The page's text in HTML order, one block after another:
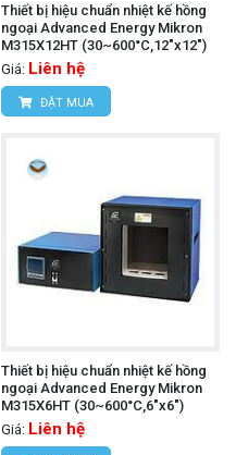
Thiết bị hiệu chuẩn nhiệt kế hồng
ngoại Advanced Energy Mikron
M315X12HT (30~600°C,12"x12")
Giá: Liên hệ
ĐẶT MUA
Thiết bị hiệu chuẩn nhiệt kế hồng
ngoại Advanced Energy Mikron
M315X6HT (30~600°C,6"x6")
Giá: Liên hệ